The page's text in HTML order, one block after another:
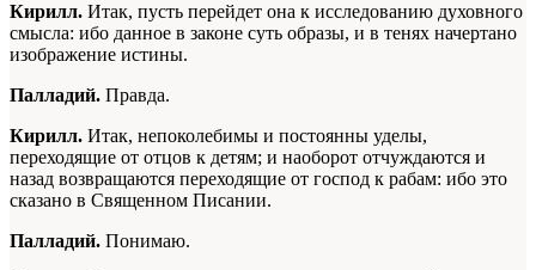
Кирилл. Итак, пусть перейдет она к исследованию духовного
смысла: ибо данное в законе суть образы, и в тенях начертано
изображение истины.
Палладий. Правда.
Кирилл. Итак, непоколебимы и постоянны уделы,
переходящие от отцов к детям; и наоборот отчуждаются и
назад возвращаются переходящие от господ к рабам: ибо это
сказано в Священном Писании.
Палладий. Понимаю.